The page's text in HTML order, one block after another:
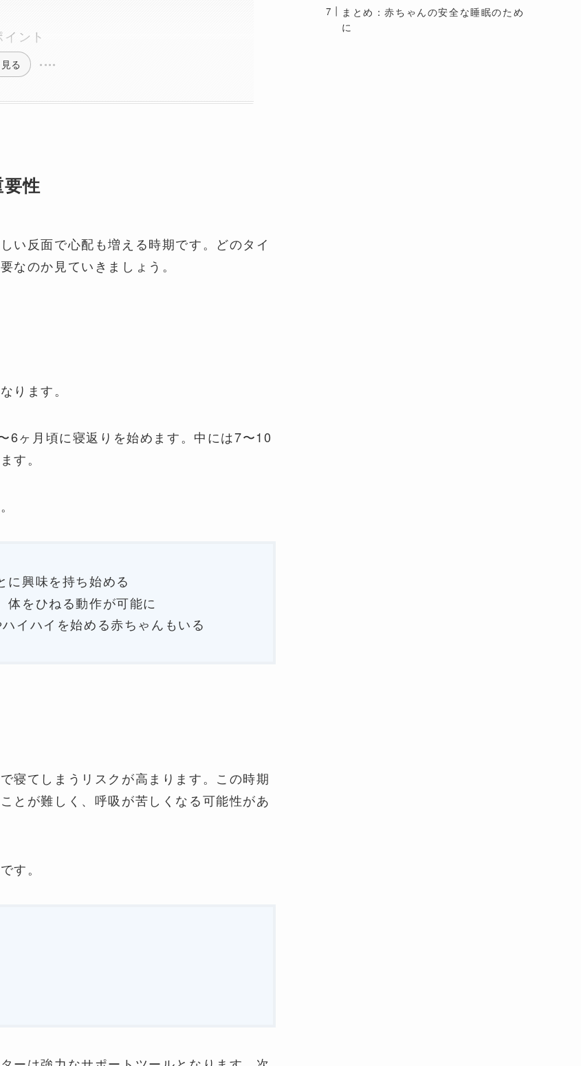
ント
る
性
い反面で心配も増える時期です。どのタイ
なのか見ていきましょう。
ります。
6ヶ月頃に寝返りを始めます。中には7〜10
す。
に興味を持ち始める
をひねる動作が可能に
イハイを始める赤ちゃんもいる
寝てしまうリスクが高まります。この時期
とが難しく、呼吸が苦しくなる可能性があ
す。
まとめ：赤ちゃんの安全な睡眠のため
に